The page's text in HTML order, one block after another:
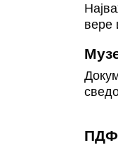
вере
ПДФ